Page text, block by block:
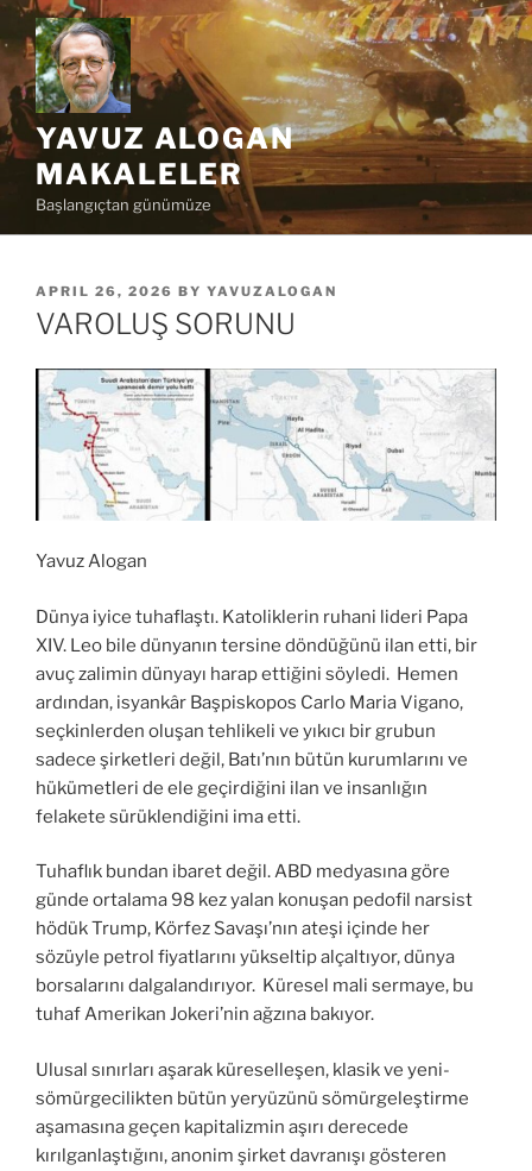
Skip
to
content
YAVUZ ALOGAN
MAKALELER
Başlangıçtan günümüze
POSTED
ON
APRIL 26, 2026 BY YAVUZALOGAN
VAROLUŞ SORUNU
Yavuz Alogan
Dünya iyice tuhaflaştı. Katoliklerin ruhani lideri Papa
XIV. Leo bile dünyanın tersine döndüğünü ilan etti, bir
avuç zalimin dünyayı harap ettiğini söyledi. Hemen
ardından, isyankâr Başpiskopos Carlo Maria Vigano,
seçkinlerden oluşan tehlikeli ve yıkıcı bir grubun
sadece şirketleri değil, Batı’nın bütün kurumlarını ve
hükümetleri de ele geçirdiğini ilan ve insanlığın
felakete sürüklendiğini ima etti.
Tuhaflık bundan ibaret değil. ABD medyasına göre
günde ortalama 98 kez yalan konuşan pedofil narsist
hödük Trump, Körfez Savaşı’nın ateşi içinde her
sözüyle petrol fiyatlarını yükseltip alçaltıyor, dünya
borsalarını dalgalandırıyor. Küresel mali sermaye, bu
tuhaf Amerikan Jokeri’nin ağzına bakıyor.
Ulusal sınırları aşarak küreselleşen, klasik ve yeni-
sömürgecilikten bütün yeryüzünü sömürgeleştirme
aşamasına geçen kapitalizmin aşırı derecede
kırılganlaştığını, anonim şirket davranışı gösteren